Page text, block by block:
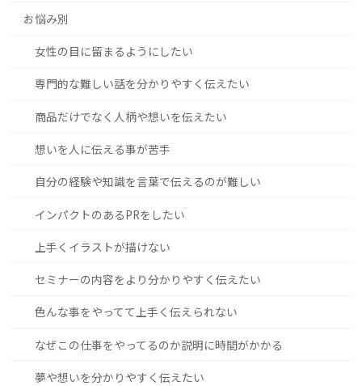
お悩み別
女性の目に留まるようにしたい
専門的な難しい話を分かりやすく伝えたい
商品だけでなく人柄や想いを伝えたい
想いを人に伝える事が苦手
自分の経験や知識を言葉で伝えるのが難しい
インパクトのあるPRをしたい
上手くイラストが描けない
セミナーの内容をより分かりやすく伝えたい
色んな事をやってて上手く伝えられない
なぜこの仕事をやってるのか説明に時間がかかる
夢や想いを分かりやすく伝えたい